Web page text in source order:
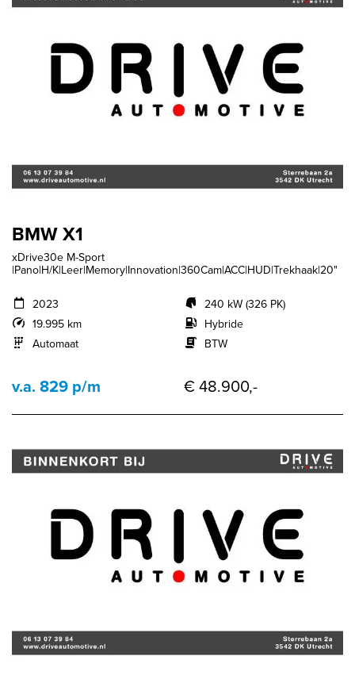
BMW X1
xDrive30e M-Sport
|Pano|H/K|Leer|Memory|Innovation|360Cam|ACC|HUD|Trekhaak|20"
2023
19.995 km
Automaat
240 kW (326 PK)
Hybride
BTW
v.a. 829 p/m € 48.900,-